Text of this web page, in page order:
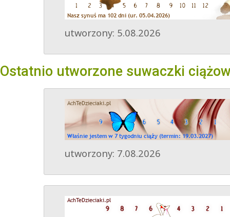
utworzony: 5.08.2026
Ostatnio utworzone suwaczki
utworzony: 7.08.2026